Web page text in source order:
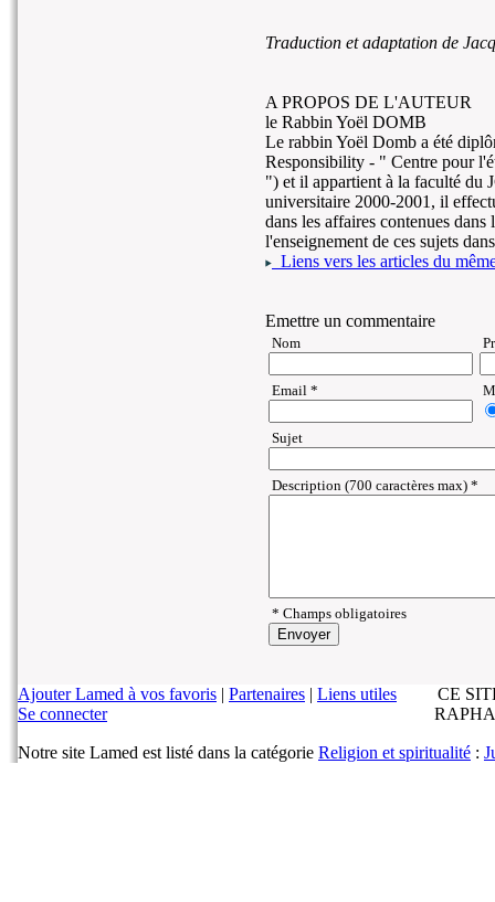
Traduction et adaptation de
A PROPOS DE L'AUTEUR
le Rabbin Yoël DOMB
Le rabbin Yoël Domb a été
Responsibility - " Centre pour
") et il appartient à la faculté du
universitaire 2000-2001, il
dans les affaires contenues
l'enseignement de ces sujets
Liens vers les articles du
Emettre un commentaire
Nom
Email *
Sujet
Description (700 caractères max) *
* Champs obligatoires
Ajouter Lamed à vos favoris | Partenaires | Liens utiles
Se connecter
CE
Notre site Lamed est listé dans la catégorie Religion et spiritualité :